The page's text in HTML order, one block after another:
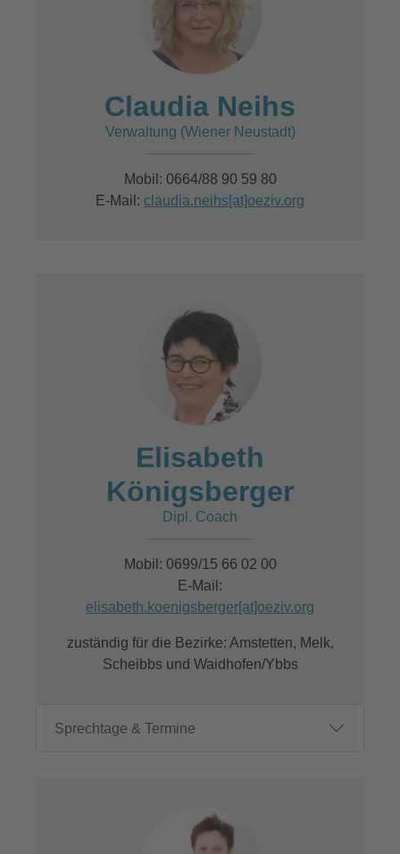
Claudia Neihs
Verwaltung (Wiener Neustadt)
Mobil: 0664/88 90 59 80
E-Mail: claudia.neihs[at]oeziv.org
Elisabeth
Königsberger
Dipl. Coach
Mobil: 0699/15 66 02 00
E-Mail:
elisabeth.koenigsberger[at]oeziv.org
zuständig für die Bezirke: Amstetten, Melk,
Scheibbs und Waidhofen/Ybbs
Sprechtage & Termine